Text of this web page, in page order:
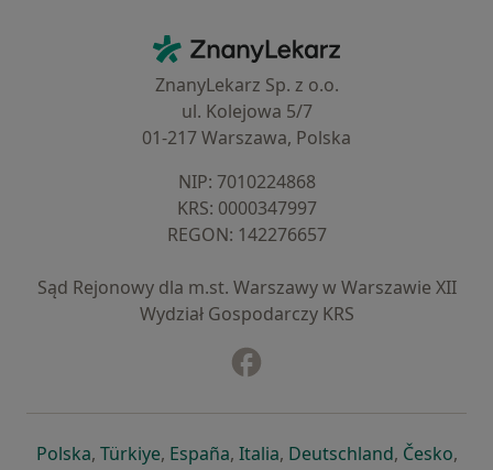
ZnanyLekarz - Strona główna
ZnanyLekarz Sp. z o.o.
ul. Kolejowa 5/7
01-217 Warszawa, Polska
NIP: ⁠7010224868
KRS: ⁠0000347997
REGON: ⁠142276657
Sąd Rejonowy dla m.st. Warszawy w Warszawie XII
Wydział Gospodarczy KRS
Polskaotwiera się w nowej karcie
, Türkiyeotwiera się w nowej karcie
, Españaotwiera się w nowej karcie
, Italiaotwiera się w nowej
, Deutschlandotwiera się
, Česko,